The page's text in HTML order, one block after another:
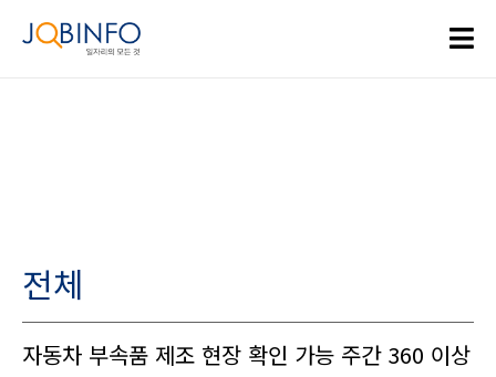
전체
자동차 부속품 제조 현장 확인 가능 주간 360 이상